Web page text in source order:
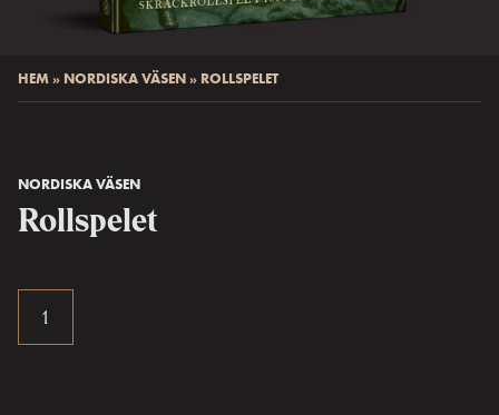
HEM» NORDISKA VÄSEN» ROLLSPELET
NORDISKA VÄSEN
Rollspelet